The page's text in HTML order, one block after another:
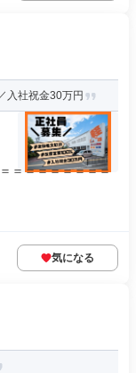
入社祝金30万円
＝＝＝＝＝＝＝＝
気になる